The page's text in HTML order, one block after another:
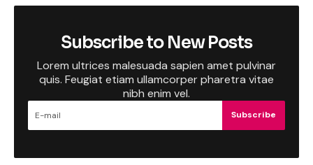
Subscribe to New Posts
Lorem ultrices malesuada sapien amet pulvinar
quis. Feugiat etiam ullamcorper pharetra vitae
nibh enim vel.
Subscribe